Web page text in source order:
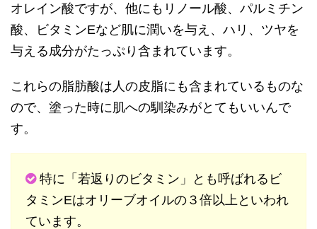
オレイン酸ですが、他にもリノール酸、パルミチン
酸、ビタミンEなど肌に潤いを与え、ハリ、ツヤを
与える成分がたっぷり含まれています。
これらの脂肪酸は人の皮脂にも含まれているものな
ので、塗った時に肌への馴染みがとてもいいんで
す。
特に「若返りのビタミン」とも呼ばれるビ
タミンEはオリーブオイルの３倍以上といわれ
ています。